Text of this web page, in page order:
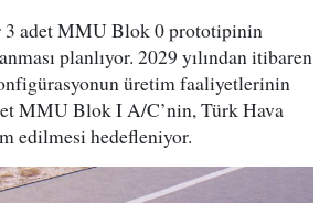
3 adet MMU Blok 0 prototipinin
planlıyor. 2029 yılından itibaren
üretim faaliyetlerinin
MMU Blok I A/C’nin, Türk Hava
edilmesi hedefleniyor.